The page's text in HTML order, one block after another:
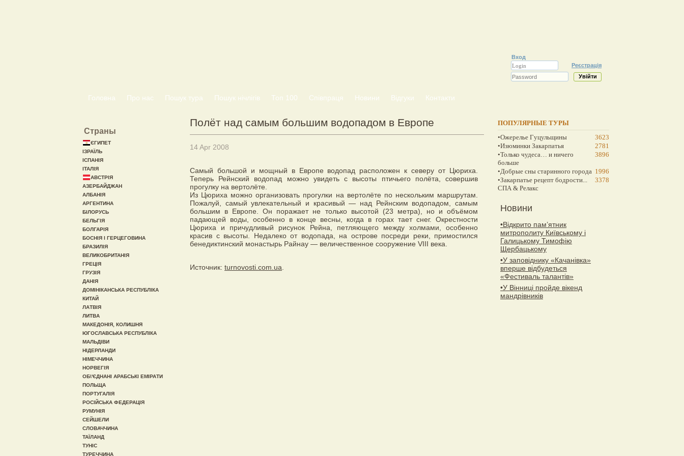
Вход
Реєстрація
Головна Про нас Пошук тура Пошук нічлігів Топ 100 Співпраця Новини Відгуки Контакти
Полёт над самым большим водопадом в Европе
14 Apr 2008
Самый большой и мощный в Европе водопад расположен к северу от Цюриха.
Теперь Рейнский водопад можно увидеть с высоты птичьего полёта, совершив
прогулку на вертолёте.
Из Цюриха можно организовать прогулки на вертолёте по нескольким маршрутам.
Пожалуй, самый увлекательный и красивый — над Рейнским водопадом, самым
большим в Европе. Он поражает не только высотой (23 метра), но и объёмом
падающей воды, особенно в конце весны, когда в горах тает снег. Окрестности
Цюриха и причудливый рисунок Рейна, петляющего между холмами, особенно
красив с высоты. Недалеко от водопада, на острове посреди реки, примостился
бенедиктинский монастырь Райнау — величественное сооружение VIII века.
Источник: turnovosti.com.ua
Страны
ЄГИПЕТ
ІЗРАЇЛЬ
ІСПАНІЯ
ІТАЛІЯ
АВСТРІЯ
АЗЕРБАЙДЖАН
АЛБАНІЯ
АРГЕНТИНА
БІЛОРУСЬ
БЕЛЬГІЯ
БОЛГАРІЯ
БОСНІЯ І ГЕРЦЕГОВИНА
БРАЗИЛІЯ
ВЕЛИКОБРИТАНІЯ
ГРЕЦІЯ
ГРУЗІЯ
ДАНІЯ
ДОМІНІКАНСЬКА РЕСПУБЛІКА
КИТАЙ
ЛАТВІЯ
ЛИТВА
МАКЕДОНІЯ, КОЛИШНЯ
ЮГОСЛАВСЬКА РЕСПУБЛІКА
МАЛЬДІВИ
НІДЕРЛАНДИ
НІМЕЧЧИНА
НОРВЕГІЯ
ОБ\'ЄДНАНІ АРАБСЬКІ ЕМІРАТИ
ПОЛЬЩА
ПОРТУГАЛІЯ
РОСІЙСЬКА ФЕДЕРАЦІЯ
РУМУНІЯ
СЕЙШЕЛИ
СЛОВАЧЧИНА
ТАЇЛАНД
ТУНІС
ТУРЕЧЧИНА
ПОПУЛЯРНЫЕ ТУРЫ
•Ожерелье Гуцульщины
3623
•Изюминки Закарпатья
2781
•Только чудеса… и ничего
больше
3896
•Добрые сны старинного города 1996
•Закарпатье рецепт бодрости...
СПА & Релакс
3378
Новини
•Відкрито пам’ятник
митрополиту Київському і
Галицькому Тимофію
Щербацькому
•У заповіднику «Качанівка»
вперше відбудеться
«Фестиваль талантів»
•У Вінниці пройде вікенд
мандрівників